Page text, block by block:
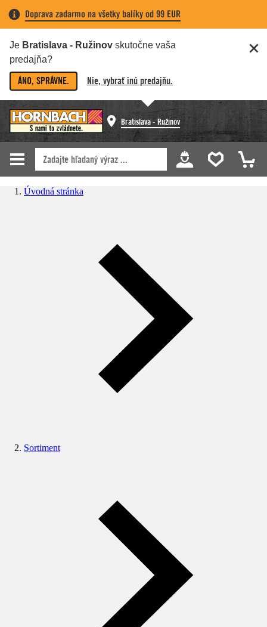
Doprava zadarmo na všetky balíky od 99 EUR
Je Bratislava - Ružinov skutočne vaša
predajňa?
ÁNO, SPRÁVNE. Nie, vybrať inú predajňu.
Bratislava - Ružinov
Úvodná stránka
Sortiment